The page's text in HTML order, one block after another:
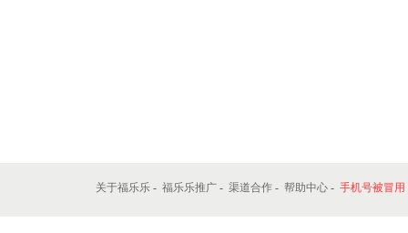
关于福乐乐 - 福乐乐推广 - 渠道合作 - 帮助中心 - 手机号被冒用